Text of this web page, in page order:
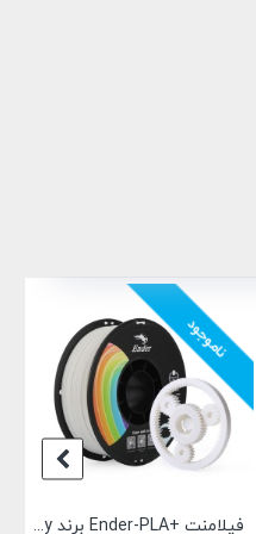
ناموجود
فیلامنت +Ender-PLA برند Creality سفید 1.75mm